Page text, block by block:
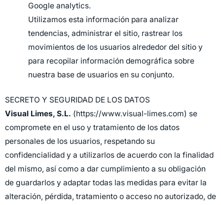
Google analytics.
Utilizamos esta información para analizar
tendencias, administrar el sitio, rastrear los
movimientos de los usuarios alrededor del sitio y
para recopilar información demográfica sobre
nuestra base de usuarios en su conjunto.
SECRETO Y SEGURIDAD DE LOS DATOS
Visual Limes, S.L. (https://www.visual-limes.com) se
compromete en el uso y tratamiento de los datos
personales de los usuarios, respetando su
confidencialidad y a utilizarlos de acuerdo con la finalidad
del mismo, así como a dar cumplimiento a su obligación
de guardarlos y adaptar todas las medidas para evitar la
alteración, pérdida, tratamiento o acceso no autorizado, de